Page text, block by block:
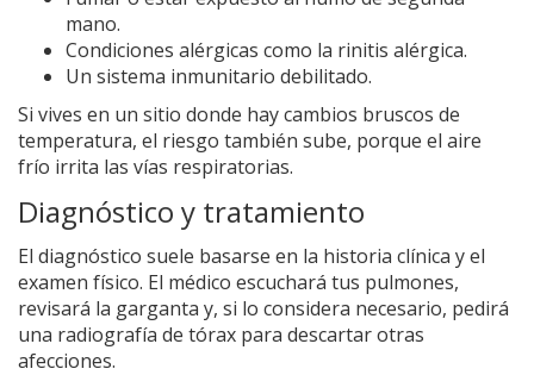
mano.
Condiciones alérgicas como la rinitis alérgica.
Un sistema inmunitario debilitado.
Si vives en un sitio donde hay cambios bruscos de
temperatura, el riesgo también sube, porque el aire
frío irrita las vías respiratorias.
Diagnóstico y tratamiento
El diagnóstico suele basarse en la historia clínica y el
examen físico. El médico escuchará tus pulmones,
revisará la garganta y, si lo considera necesario, pedirá
una radiografía de tórax para descartar otras
afecciones.